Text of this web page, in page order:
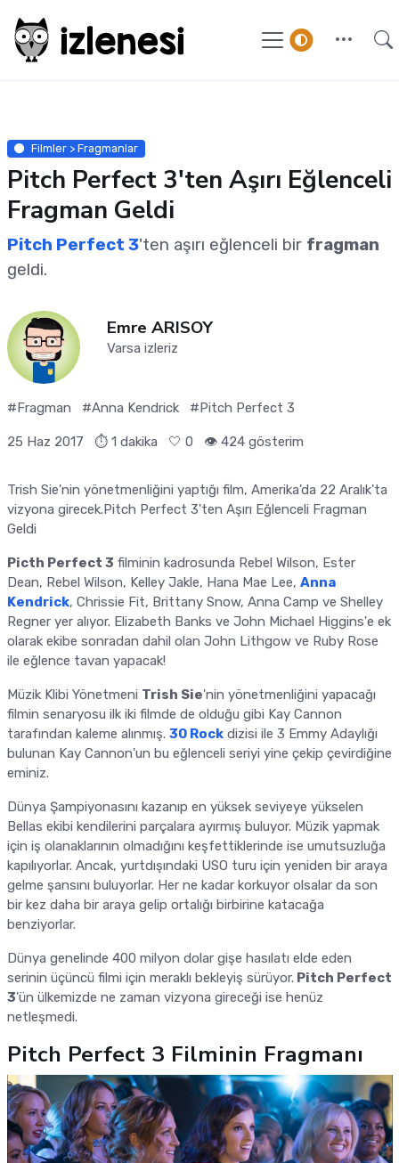
Filmler > Fragmanlar
Pitch Perfect 3'ten Aşırı Eğlenceli
Fragman Geldi
Pitch Perfect 3'ten aşırı eğlenceli bir fragman
geldi.
Emre ARISOY
Varsa izleriz
25 Haz 2017 ⏱ 1 dakika 🤍 0 👁️ 424 gösterim
#Fragman #Anna Kendrick #Pitch Perfect 3
Trish Sie'nin yönetmenliğini yaptığı film, Amerika'da 22 Aralık'ta
vizyona girecek.Pitch Perfect 3'ten Aşırı Eğlenceli Fragman
Geldi
Picth Perfect 3 filminin kadrosunda Rebel Wilson, Ester
Dean, Rebel Wilson, Kelley Jakle, Hana Mae Lee, Anna
Kendrick, Chrissie Fit, Brittany Snow, Anna Camp ve Shelley
Regner yer alıyor. Elizabeth Banks ve John Michael Higgins'e ek
olarak ekibe sonradan dahil olan John Lithgow ve Ruby Rose
ile eğlence tavan yapacak!
Müzik Klibi Yönetmeni Trish Sie'nin yönetmenliğini yapacağı
filmin senaryosu ilk iki filmde de olduğu gibi Kay Cannon
tarafından kaleme alınmış. 30 Rockdizisi ile 3 Emmy Adaylığı
bulunan Kay Cannon'un bu eğlenceli seriyi yine çekip çevirdiğine
eminiz.
Dünya Şampiyonasını kazanıp en yüksek seviyeye yükselen
Bellas ekibi kendilerini parçalara ayırmış buluyor. Müzik yapmak
için iş olanaklarının olmadığını keşfettiklerinde ise umutsuzluğa
kapılıyorlar. Ancak, yurtdışındaki USO turu için yeniden bir araya
gelme şansını buluyorlar. Her ne kadar korkuyor olsalar da son
bir kez daha bir araya gelip ortalığı birbirine katacağa
benziyorlar.
Dünya genelinde 400 milyon dolar gişe hasılatı elde eden
serinin üçüncü filmi için meraklı bekleyiş sürüyor. Pitch Perfect
3'ün ülkemizde ne zaman vizyona gireceği ise henüz
netleşmedi.
Pitch Perfect 3 Filminin Fragmanı